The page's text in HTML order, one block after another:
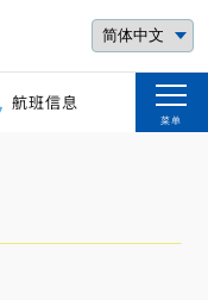
航班信息
菜单